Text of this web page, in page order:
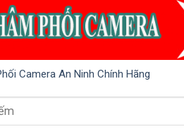
Camera An Ninh Chính Hãng